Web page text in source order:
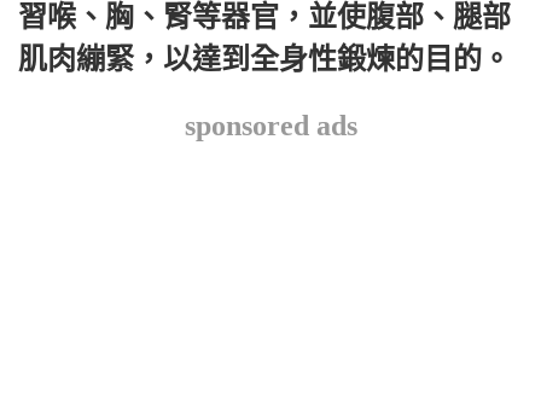
習喉、胸、腎等器官，並使腹部、腿部
肌肉繃緊，以達到全身性鍛煉的目的。
sponsored ads